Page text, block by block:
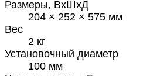
Размеры, ВхШхД
204 × 252 × 575 мм
Вес
2 кг
Установочный диаметр
100 мм